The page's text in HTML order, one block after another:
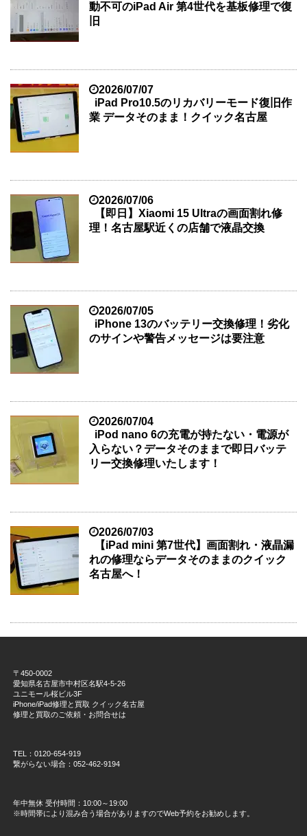
動不可のiPad Air 第4世代を基板修理で復
旧
2026/07/07
iPad Pro10.5のリカバリーモード復旧作
業 データそのまま！クイック名古屋
2026/07/06
【即日】Xiaomi 15 Ultraの画面割れ修
理！名古屋駅近くの店舗で液晶交換
2026/07/05
iPhone 13のバッテリー交換修理！劣化
のサインや警告メッセージは要注意
2026/07/04
iPod nano 6の充電が持たない・電源が
入らない？データそのままで即日バッテ
リー交換修理いたします！
2026/07/03
【iPad mini 第7世代】画面割れ・液晶漏
れの修理ならデータそのままのクイック
名古屋へ！
〒450-0002
愛知県名古屋市中村区名駅4-5-26
ユニモール桜ビル3F
iPhone/iPad修理と買取 クイック名古屋
修理と買取のご依頼・お問合せは
TEL：0120-654-919
繋がらない場合：052-462-9194
年中無休 受付時間：10:00～19:00
※時間帯により混み合う場合がありますのでWeb予約をお勧めします。